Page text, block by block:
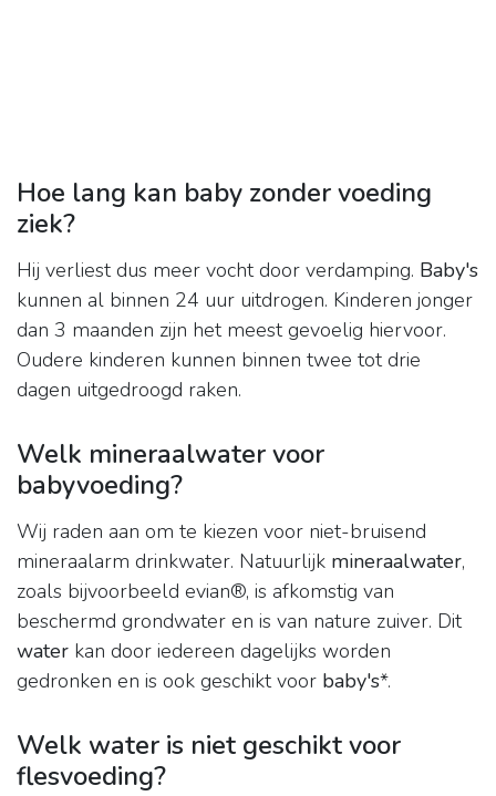
Hoe lang kan baby zonder voeding
ziek?
Hij verliest dus meer vocht door verdamping. Baby's
kunnen al binnen 24 uur uitdrogen. Kinderen jonger
dan 3 maanden zijn het meest gevoelig hiervoor.
Oudere kinderen kunnen binnen twee tot drie
dagen uitgedroogd raken.
Welk mineraalwater voor
babyvoeding?
Wij raden aan om te kiezen voor niet-bruisend
mineraalarm drinkwater. Natuurlijk mineraalwater,
zoals bijvoorbeeld evian®, is afkomstig van
beschermd grondwater en is van nature zuiver. Dit
water kan door iedereen dagelijks worden
gedronken en is ook geschikt voor baby's*.
Welk water is niet geschikt voor
flesvoeding?